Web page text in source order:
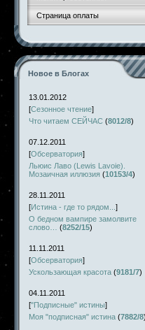
Страница оплаты
Новое в Блогах
13.01.2012
[Сезонное чтение]
Что читаем СЕЙЧАС (8012/8)
07.12.2011
[Обсерватория]
Льюис Лаво (Lewis Lavoie).
Мозаичная иллюзия (10153/4)
28.11.2011
[Истина - где то рядом... ]
О бедном вампире замолвите
слово…
(8252/15)
11.11.2011
[Обсерватория]
Ускользающая красота (9181/7)
04.11.2011
["Подписные" истины]
Моя "подписная" истина (7882/8)